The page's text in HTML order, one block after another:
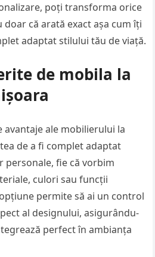
poți transforma orice
că arată exact așa cum îți
adaptat stilului tău de viață.
de mobila la
ale mobilierului la
de a fi complet adaptat
fie că vorbim
culori sau funcții
permite să ai un control
al designului, asigurându-
perfect în ambianța